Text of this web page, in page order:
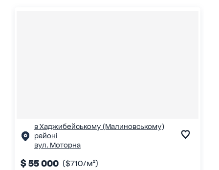
в Хаджибейському (Малиновському)
районі
вул. Моторна
$ 55 000 ($710/м²)